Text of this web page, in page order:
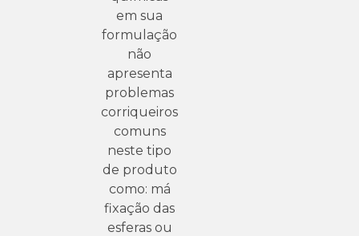
em sua
formulação
não
apresenta
problemas
corriqueiros
comuns
neste tipo
de produto
como: má
fixação das
esferas ou